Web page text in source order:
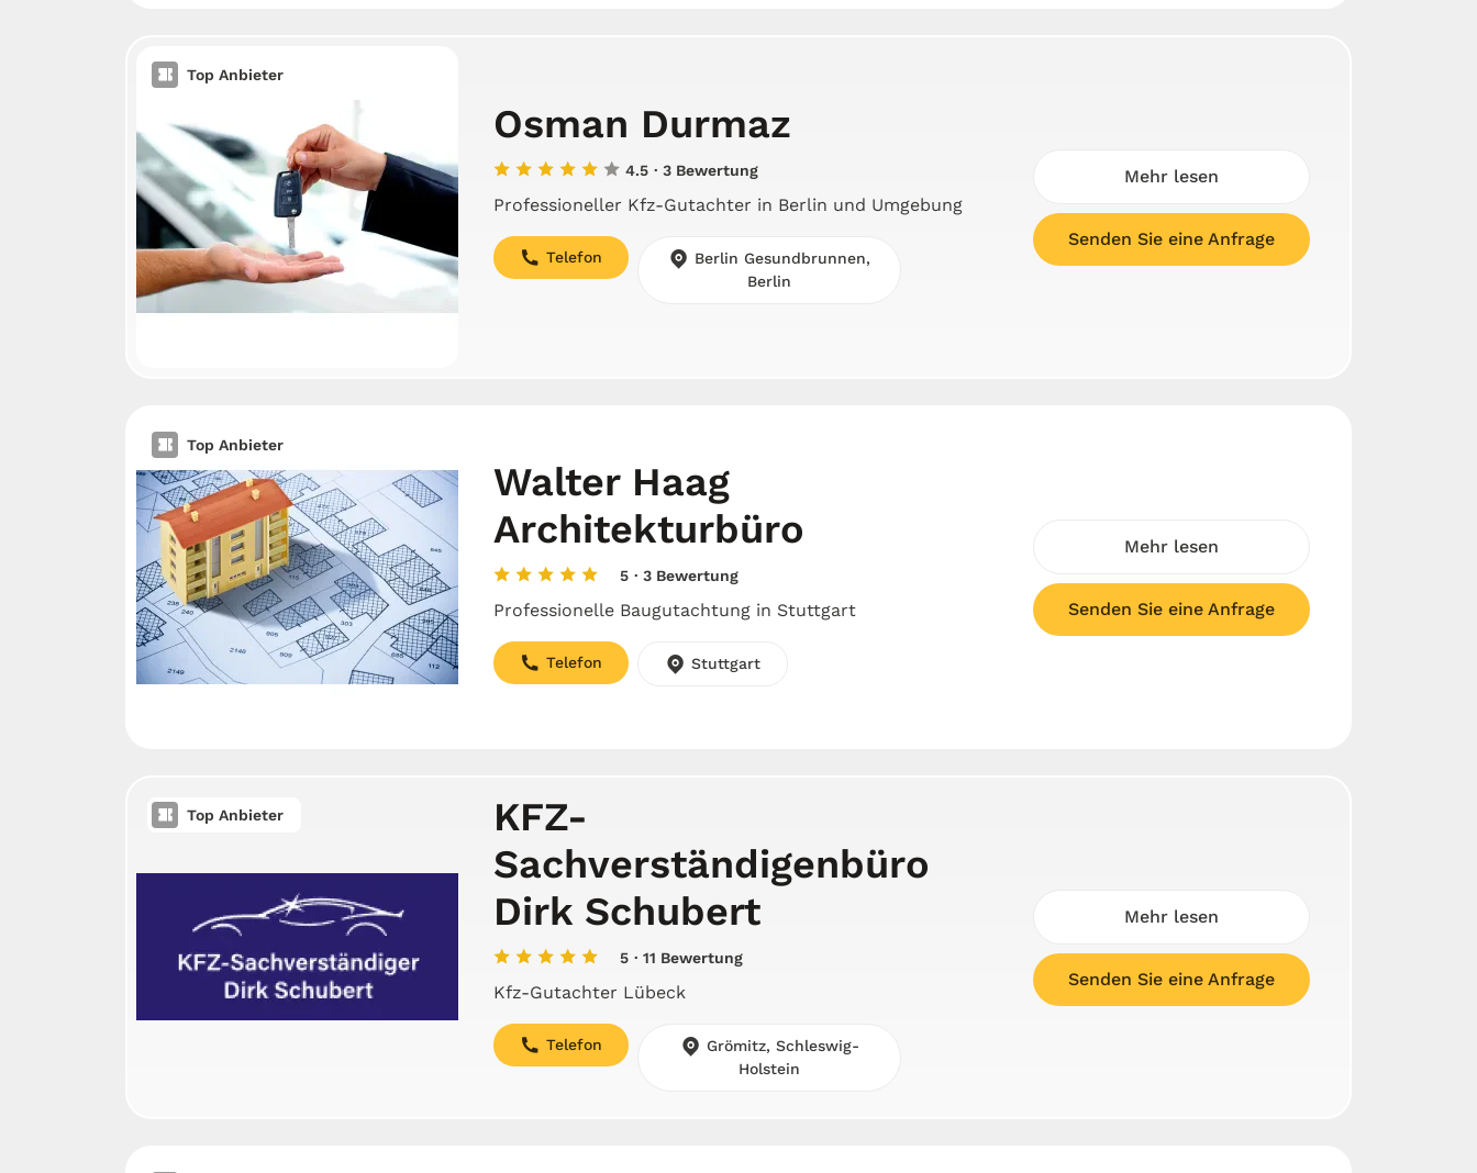
Top Anbieter
Osman Durmaz
4.5 · 3 Bewertung
Professioneller Kfz-Gutachter in Berlin und Umgebung
Telefon
Berlin Gesundbrunnen,
Berlin
Mehr lesen
Senden Sie eine Anfrage
Top Anbieter
Walter Haag
Architekturbüro
5 · 3 Bewertung
Professionelle Baugutachtung in Stuttgart
Telefon Stuttgart
Mehr lesen
Senden Sie eine Anfrage
Top Anbieter
KFZ-
Sachverständigenbüro
Dirk Schubert
5 · 11 Bewertung
Kfz-Gutachter Lübeck
Telefon
Grömitz, Schleswig-
Holstein
Mehr lesen
Senden Sie eine Anfrage